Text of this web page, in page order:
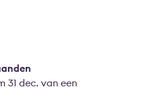
31 dec. van een